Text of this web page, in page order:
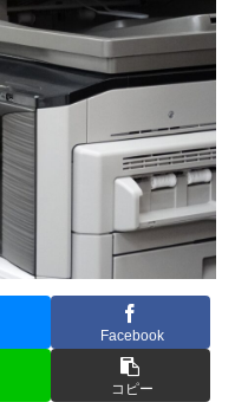
Facebook
コピー